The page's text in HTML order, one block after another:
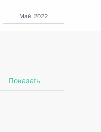
май, 2022
Показать